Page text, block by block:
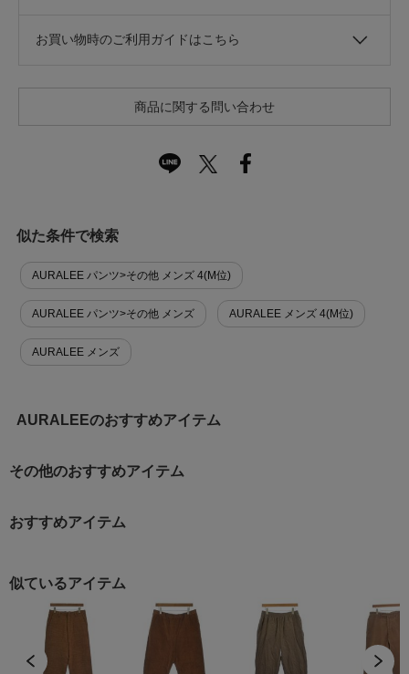
お買い物時のご利用ガイドはこちら
商品に関する問い合わせ
似た条件で検索
AURALEE パンツ>その他 メンズ 4(M位)
AURALEE パンツ>その他 メンズ AURALEE メンズ 4(M位)
AURALEE メンズ
AURALEEのおすすめアイテム
その他のおすすめアイテム
おすすめアイテム